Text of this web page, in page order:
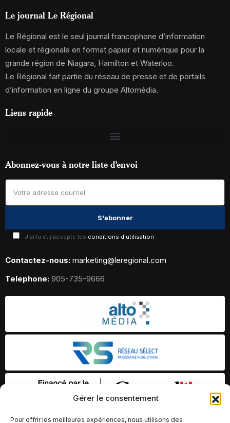
Gérer le consentement
Pour offrir les meilleures expériences, nous utilisons des
Le journal Le Régional
Le Régional est le seul journal francophone d’information
locale et régionale en format papier et numérique pour la
grande région de Niagara, Hamilton et Waterloo.
Le Régional fait partie du réseau de presse et de portails
d’information en ligne du groupe Altomédia.
Liens rapide
Abonnez-vous à notre liste d’envoi
J'ai lu et j'accepte les conditions d'utilisation
Contactez-nous: marketing@leregional.com
Telephone: 905-735-9666